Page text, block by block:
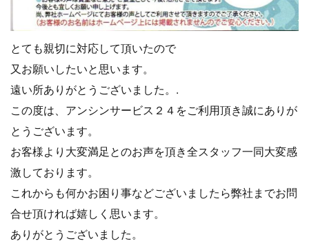
とても親切に対応して頂いたので
又お願いしたいと思います。
遠い所ありがとうございました。.
この度は、アンシンサービス２４をご利用頂き誠にありが
とうございます。
お客様より大変満足とのお声を頂き全スタッフ一同大変感
激しております。
これからも何かお困り事などございましたら弊社までお問
合せ頂ければ嬉しく思います。
ありがとうございました。